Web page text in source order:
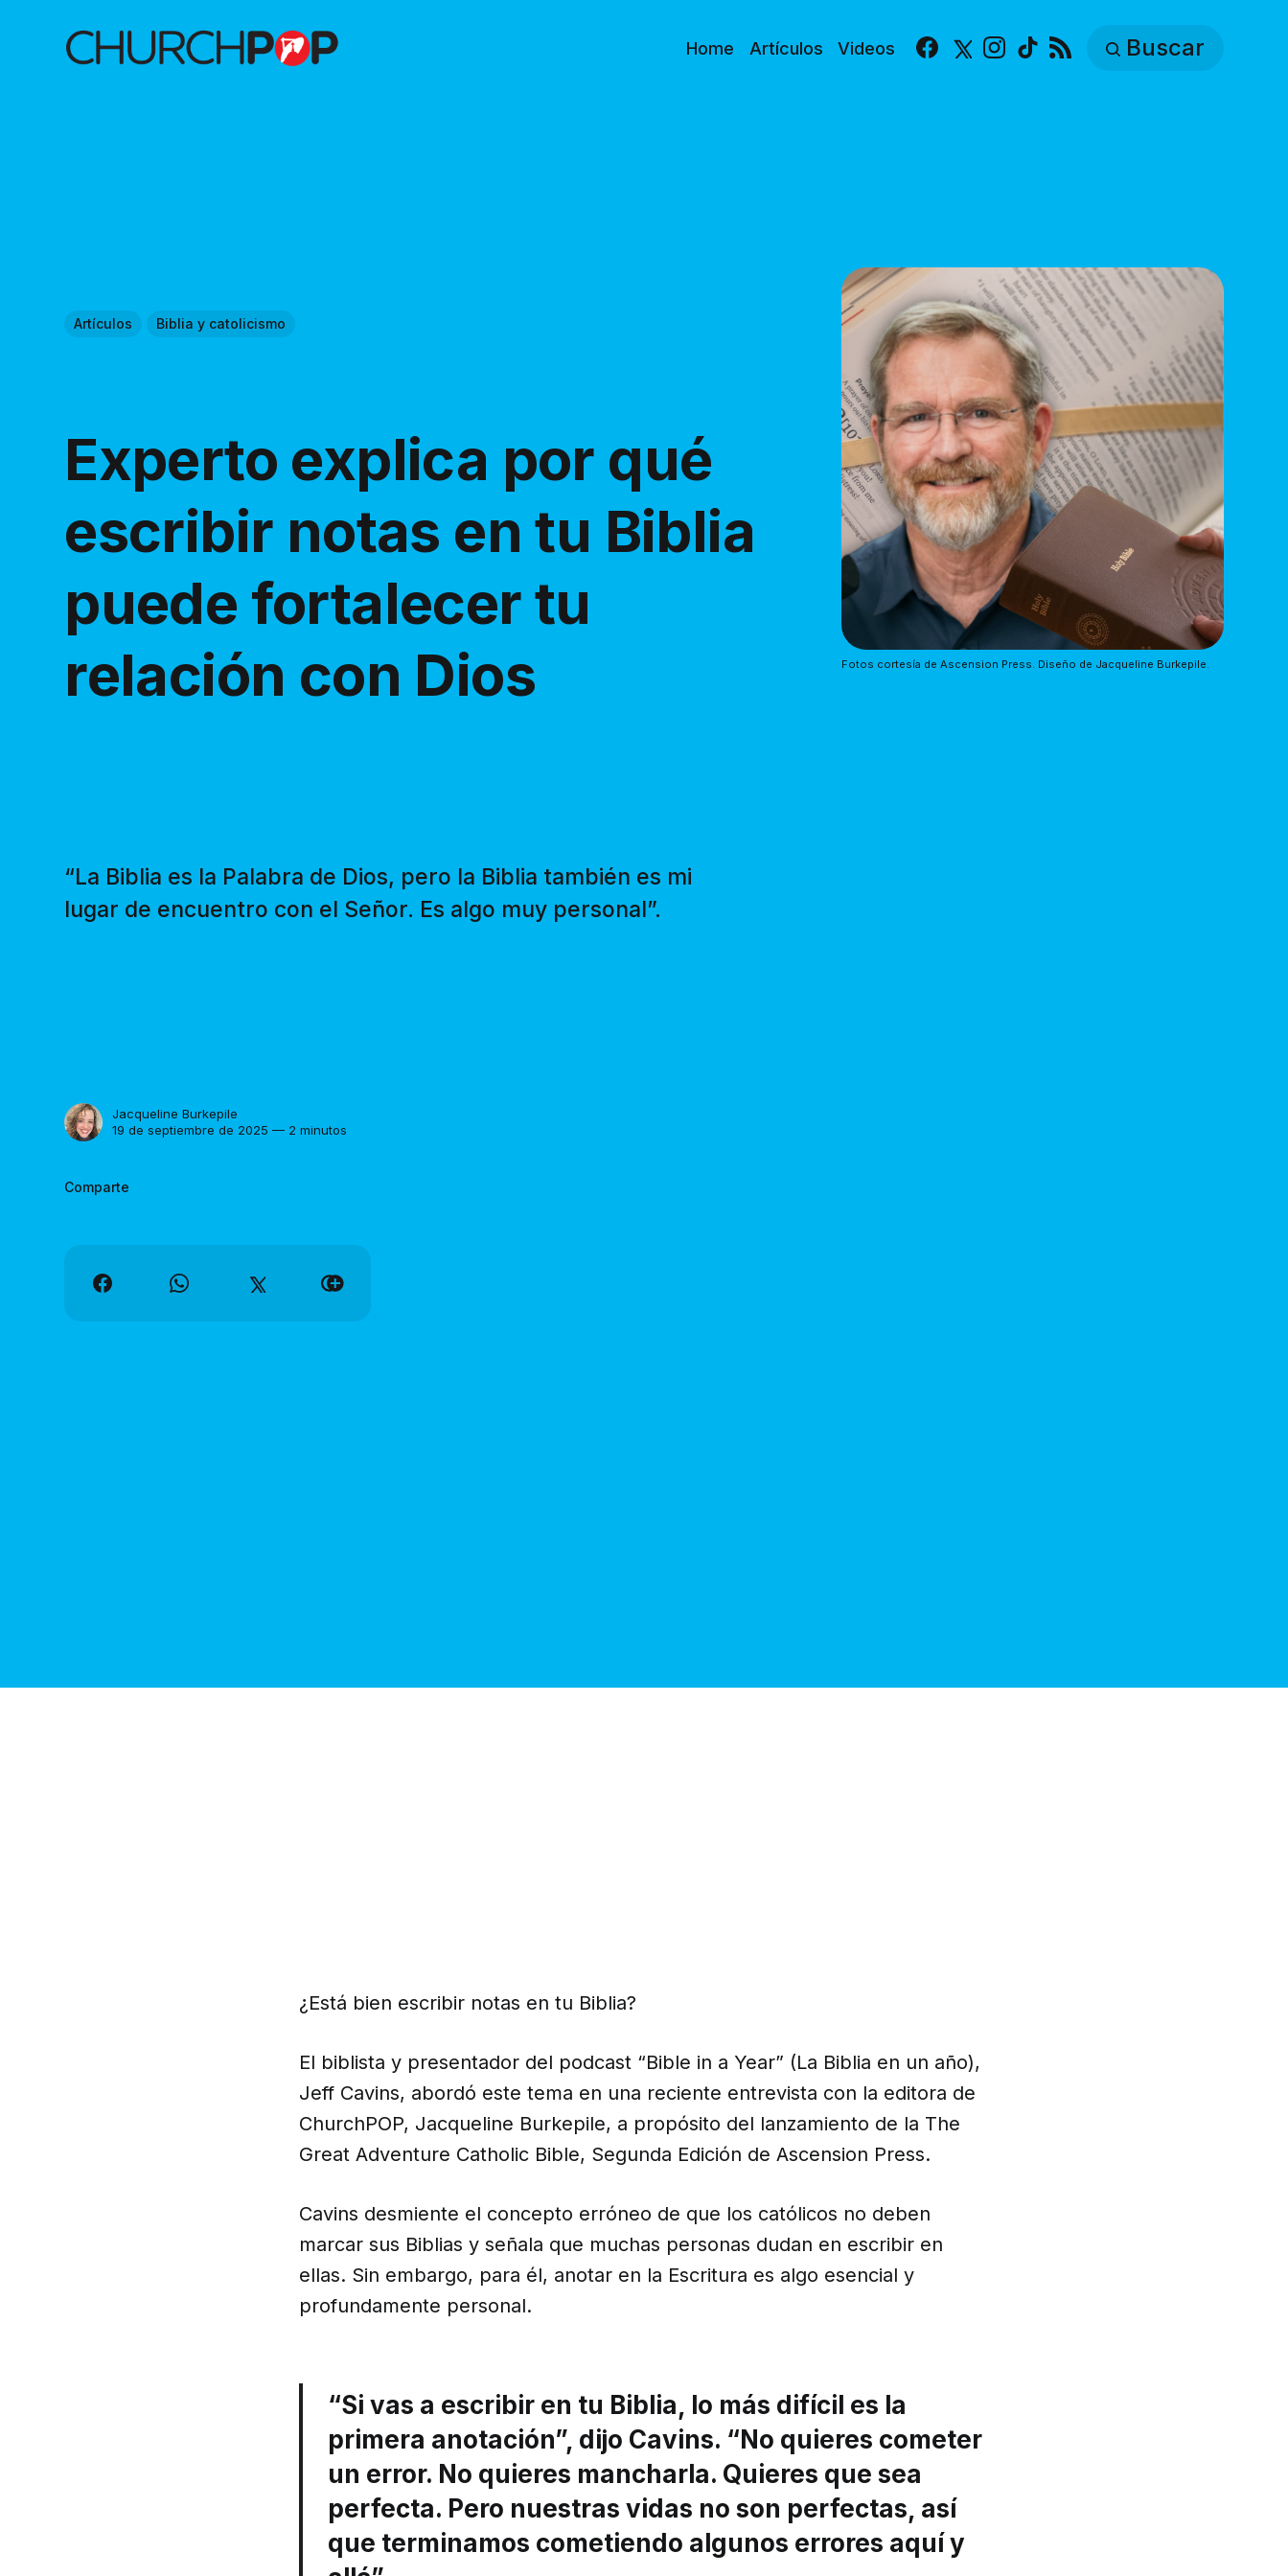
Home Artículos Videos Facebook
X Instagram
TikTok Buscar
Artículos Biblia y catolicismo
Experto explica por qué
escribir notas en tu Biblia
puede fortalecer tu
relación con Dios
“La Biblia es la Palabra de Dios, pero la Biblia también es mi
lugar de encuentro con el Señor. Es algo muy personal”.
Jacqueline Burkepile
19 de septiembre de 2025 — 2 minutos
Comparte
Fotos cortesía de Ascension Press. Diseño de Jacqueline Burkepile.
¿Está bien escribir notas en tu Biblia?
El biblista y presentador del podcast “Bible in a Year” (La Biblia en un año),
Jeff Cavins, abordó este tema en una reciente entrevista con la editora de
ChurchPOP, Jacqueline Burkepile, a propósito del lanzamiento de la The
Great Adventure Catholic Bible, Segunda Edición de Ascension Press.
Cavins desmiente el concepto erróneo de que los católicos no deben
marcar sus Biblias y señala que muchas personas dudan en escribir en
ellas. Sin embargo, para él, anotar en la Escritura es algo esencial y
profundamente personal.
“Si vas a escribir en tu Biblia, lo más difícil es la
primera anotación”, dijo Cavins. “No quieres cometer
un error. No quieres mancharla. Quieres que sea
perfecta. Pero nuestras vidas no son perfectas, así
que terminamos cometiendo algunos errores aquí y